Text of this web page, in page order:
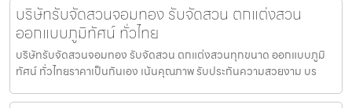
บริษัทรับจัดสวนจอมทอง รับจัดสวน ตกแต่งสวน
ออกแบบภูมิทัศน์ ทั่วไทย
บริษัทรับจัดสวนจอมทอง รับจัดสวน ตกแต่งสวนทุกขนาด ออกแบบภูมิ
ทัศน์ ทั่วไทยราคาเป็นกันเอง เน้นคุณภาพ รับประกันความสวยงาม บร